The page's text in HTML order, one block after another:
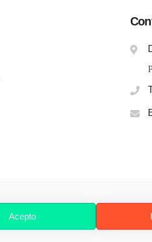
Acepto
Todos los derechos reservados.